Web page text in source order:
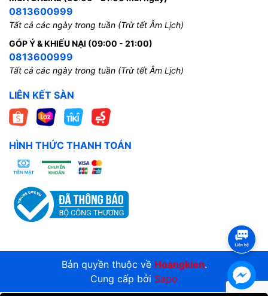
0813600999
Tất cả các ngày trong tuần (Trừ tết Âm Lịch)
GÓP Ý & KHIẾU NẠI (09:00 - 21:00)
0813600999
Tất cả các ngày trong tuần (Trừ tết Âm Lịch)
LIÊN KẾT SÀN
HÌNH THỨC THANH TOÁN
Bản quyền thuộc về Hoangkien.
Cung cấp bởi Sapo